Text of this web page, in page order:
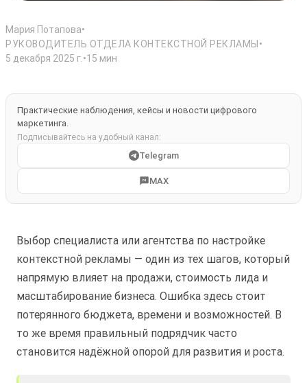
Мария Потапова•
РУКОВОДИТЕЛЬ ОТДЕЛА КОНТЕКСТНОЙ РЕКЛАМЫ•
5 декабря 2025 г.•15 мин
Практические наблюдения, кейсы и новости цифрового
маркетинга.
Подписывайтесь на удобный канал:
Telegram
MAX
Выбор специалиста или агентства по настройке
контекстной рекламы — один из тех шагов, который
напрямую влияет на продажи, стоимость лида и
масштабирование бизнеса. Ошибка здесь стоит
потерянного бюджета, времени и возможностей. В
то же время правильный подрядчик часто
становится надёжной опорой для развития и роста.